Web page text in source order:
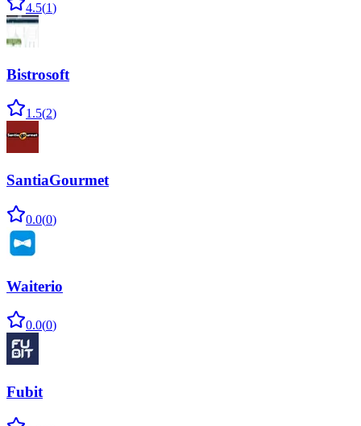
4.5(1)
Bistrosoft
1.5(2)
SantiaGourmet
0.0(0)
Waiterio
0.0(0)
Fubit